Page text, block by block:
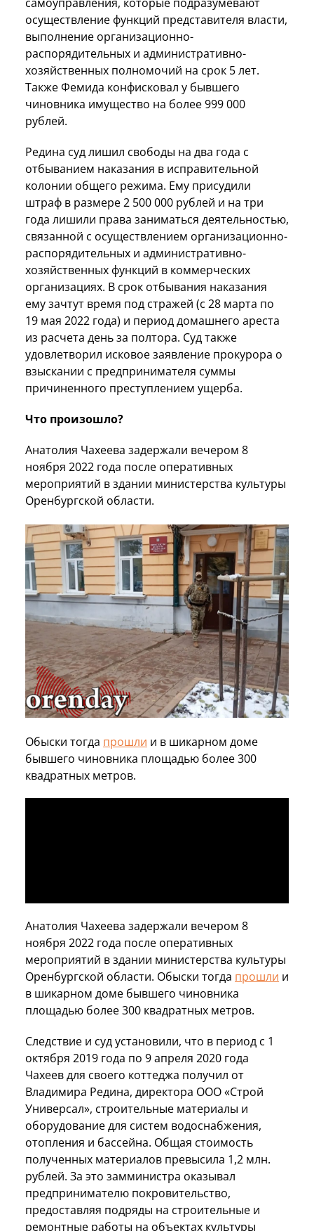
осуществление функций представителя власти,
выполнение организационно-
распорядительных и административно-
хозяйственных полномочий на срок 5 лет.
Также Фемида конфисковал у бывшего
чиновника имущество на более 999 000
рублей.
Редина суд лишил свободы на два года с
отбыванием наказания в исправительной
колонии общего режима. Ему присудили
штраф в размере 2 500 000 рублей и на три
года лишили права заниматься деятельностью,
связанной с осуществлением организационно-
распорядительных и административно-
хозяйственных функций в коммерческих
организациях. В срок отбывания наказания
ему зачтут время под стражей (с 28 марта по
19 мая 2022 года) и период домашнего ареста
из расчета день за полтора. Суд также
удовлетворил исковое заявление прокурора о
взыскании с предпринимателя суммы
причиненного преступлением ущерба.
Что произошло?
Анатолия Чахеева задержали вечером 8
ноября 2022 года после оперативных
мероприятий в здании министерства культуры
Оренбургской области.
Обыски тогда прошли и в шикарном доме
бывшего чиновника площадью более 300
квадратных метров.
Анатолия Чахеева задержали вечером 8
ноября 2022 года после оперативных
мероприятий в здании министерства культуры
Оренбургской области. Обыски тогда прошли и
в шикарном доме бывшего чиновника
площадью более 300 квадратных метров.
Следствие и суд установили, что в период с 1
октября 2019 года по 9 апреля 2020 года
Чахеев для своего коттеджа получил от
Владимира Редина, директора ООО «Строй
Универсал», строительные материалы и
оборудование для систем водоснабжения,
отопления и бассейна. Общая стоимость
полученных материалов превысила 1,2 млн.
рублей. За это замминистра оказывал
предпринимателю покровительство,
предоставляя подряды на строительные и
ремонтные работы на объектах культуры